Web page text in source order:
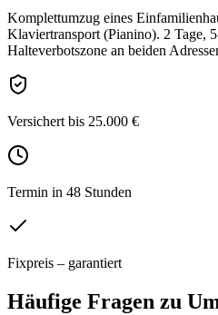
Komplettumzug eines
Klaviertransport (Pianino). 2 Tage,
Halteverbotszone an beiden
Versichert bis 25.000 €
Termin in 48 Stunden
Fixpreis – garantiert
Häufige Fragen zu